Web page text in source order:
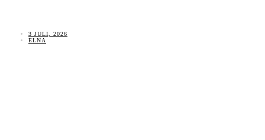
3 JULI, 2026
ELNA